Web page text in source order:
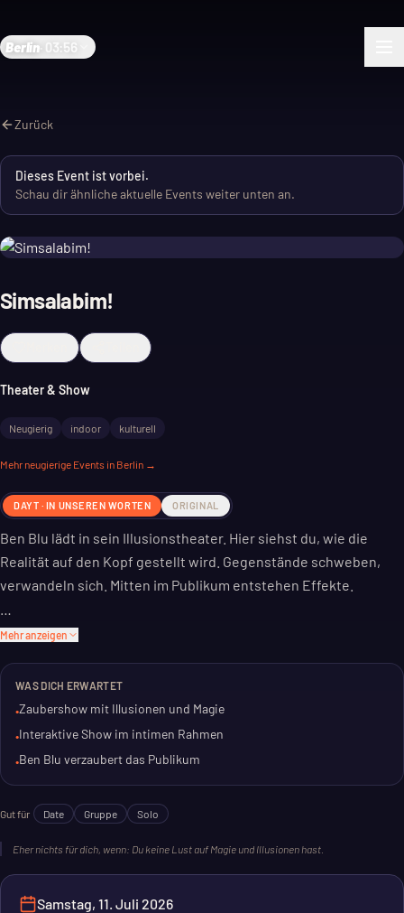
Berlin 03:56
Zurück
Dieses Event ist vorbei.
Schau dir ähnliche aktuelle Events weiter unten an.
Simsalabim!
Theater & Show
Neugierig indoor kulturell
Mehr neugierige Events in Berlin →
DAYT · IN UNSEREN WORTEN ORIGINAL
Ben Blu lädt in sein Illusionstheater. Hier siehst du, wie die
Realität auf den Kopf gestellt wird. Gegenstände schweben,
verwandeln sich. Mitten im Publikum entstehen Effekte.
Der Zauberkünstler Ben Blu führt dich durch sein Programm. Er
ohne Pause.
Einige Kunststücke gibt es weltweit nur hier. Ob du Berliner bist
Und das Beste: Der Eintritt ist frei.
Mehr anzeigen
WAS DICH ERWARTET
•Zaubershow mit Illusionen und Magie
•Interaktive Show im intimen Rahmen
•Ben Blu verzaubert das Publikum
Gut für Date Gruppe Solo
Eher nichts für dich, wenn: Du keine Lust auf Magie und Illusionen hast.
Samstag, 11. Juli 2026